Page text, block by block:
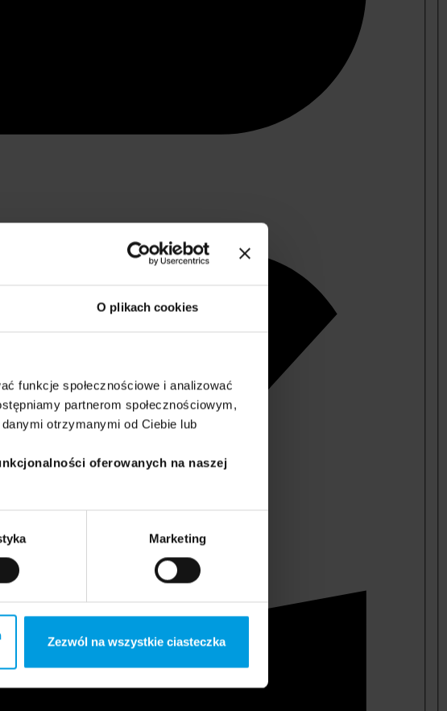
O plikach cookies
funkcje społecznościowe i analizować
partnerom społecznościowym,
otrzymanymi od Ciebie lub
oferowanych na naszej
Marketing
Zezwól na wszystkie ciasteczka